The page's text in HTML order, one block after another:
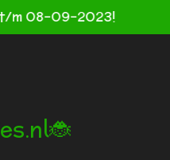
m 08-09-2023!